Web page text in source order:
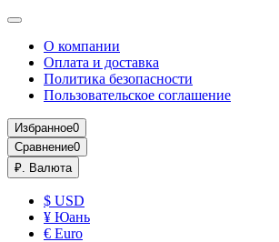
О компании
Оплата и доставка
Политика безопасности
Пользовательское соглашение
Избранное0
Сравнение0
₽. Валюта
$ USD
¥ Юань
€ Euro